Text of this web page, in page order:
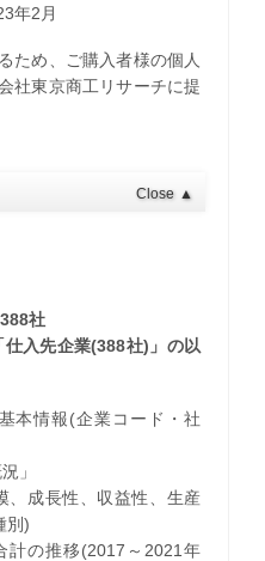
年2月
ため、ご購入者様の個人
社東京商工リサーチに提
Close ▲
社
仕入先企業(388社)」の以
本情報(企業コード・社
」
、成長性、収益性、生産
別)
計の推移(2017～2021年